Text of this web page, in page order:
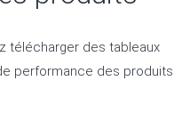
télécharger des tableaux
performance des produits